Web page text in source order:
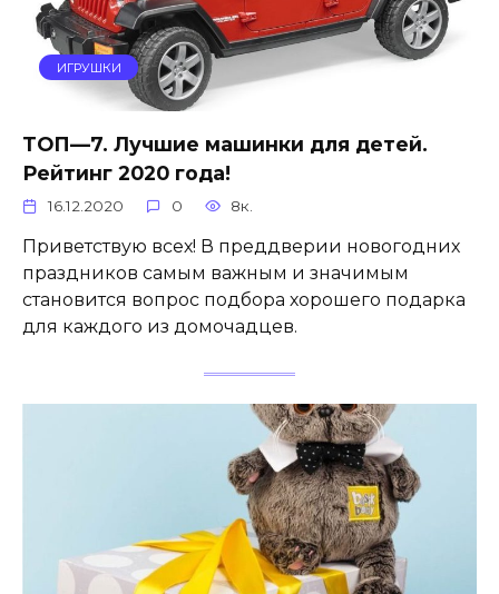
ИГРУШКИ
ТОП—7. Лучшие машинки для детей.
Рейтинг 2020 года!
16.12.2020 0 8к.
Приветствую всех! В преддверии новогодних
праздников самым важным и значимым
становится вопрос подбора хорошего подарка
для каждого из домочадцев.